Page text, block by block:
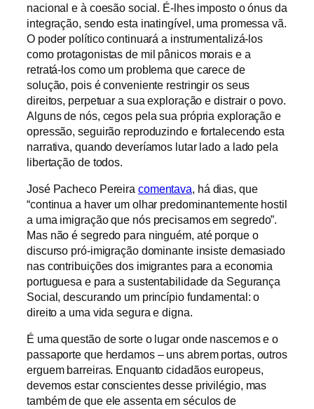
nacional e à coesão social. É-lhes imposto o ónus da
integração, sendo esta inatingível, uma promessa vã.
O poder político continuará a instrumentalizá-los
como protagonistas de mil pânicos morais e a
retratá-los como um problema que carece de
solução, pois é conveniente restringir os seus
direitos, perpetuar a sua exploração e distrair o povo.
Alguns de nós, cegos pela sua própria exploração e
opressão, seguirão reproduzindo e fortalecendo esta
narrativa, quando deveríamos lutar lado a lado pela
libertação de todos.
José Pacheco Pereira comentava, há dias, que
“continua a haver um olhar predominantemente hostil
a uma imigração que nós precisamos em segredo”.
Mas não é segredo para ninguém, até porque o
discurso pró-imigração dominante insiste demasiado
nas contribuições dos imigrantes para a economia
portuguesa e para a sustentabilidade da Segurança
Social, descurando um princípio fundamental: o
direito a uma vida segura e digna.
É uma questão de sorte o lugar onde nascemos e o
passaporte que herdamos – uns abrem portas, outros
erguem barreiras. Enquanto cidadãos europeus,
devemos estar conscientes desse privilégio, mas
também de que ele assenta em séculos de